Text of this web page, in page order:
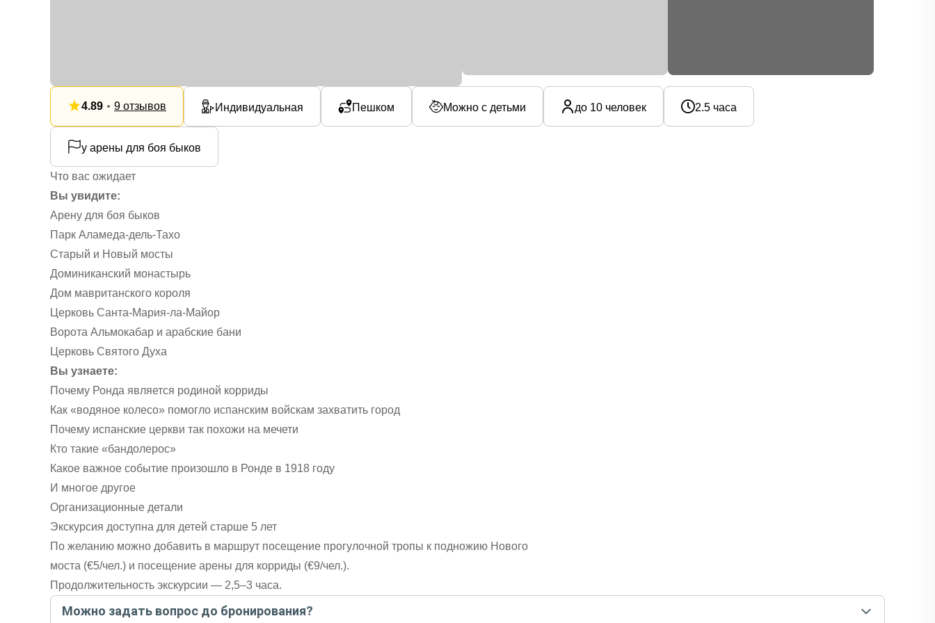
4.89 9 отзывов Индивидуальная Пешком Можно с детьми до 10 человек 2.5 часа
у арены для боя быков
Что вас ожидает
Вы увидите:
Арену для боя быков
Парк Аламеда-дель-Тахо
Старый и Новый мосты
Доминиканский монастырь
Дом мавританского короля
Церковь Санта-Мария-ла-Майор
Ворота Альмокабар и арабские бани
Церковь Святого Духа
Вы узнаете:
Почему Ронда является родиной корриды
Как «водяное колесо» помогло испанским войскам захватить город
Почему испанские церкви так похожи на мечети
Кто такие «бандолерос»
Какое важное событие произошло в Ронде в 1918 году
И многое другое
Организационные детали
Экскурсия доступна для детей старше 5 лет
По желанию можно добавить в маршрут посещение прогулочной тропы к подножию Нового
моста (€5/чел.) и посещение арены для корриды (€9/чел.).
Продолжительность экскурсии — 2,5–3 часа.
Можно задать вопрос до бронирования?